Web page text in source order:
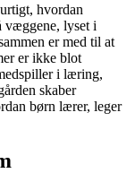
hvordan
væggene, lyset i
er med til at
er ikke blot
i læring,
skaber
børn lærer, leger